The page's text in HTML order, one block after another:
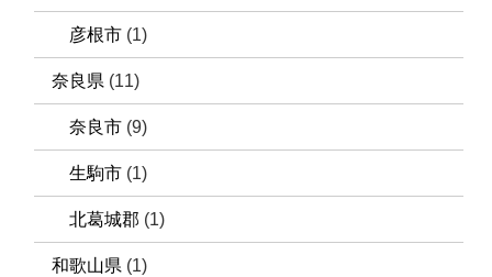
彦根市 (1)
奈良県 (11)
奈良市 (9)
生駒市 (1)
北葛城郡 (1)
和歌山県 (1)